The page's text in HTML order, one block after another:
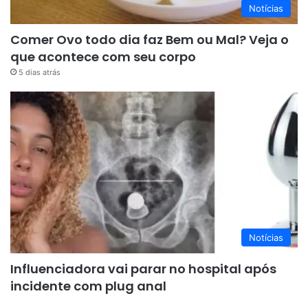
Notícias
Comer Ovo todo dia faz Bem ou Mal? Veja o
que acontece com seu corpo
5 dias atrás
Notícias
Influenciadora vai parar no hospital após
incidente com plug anal